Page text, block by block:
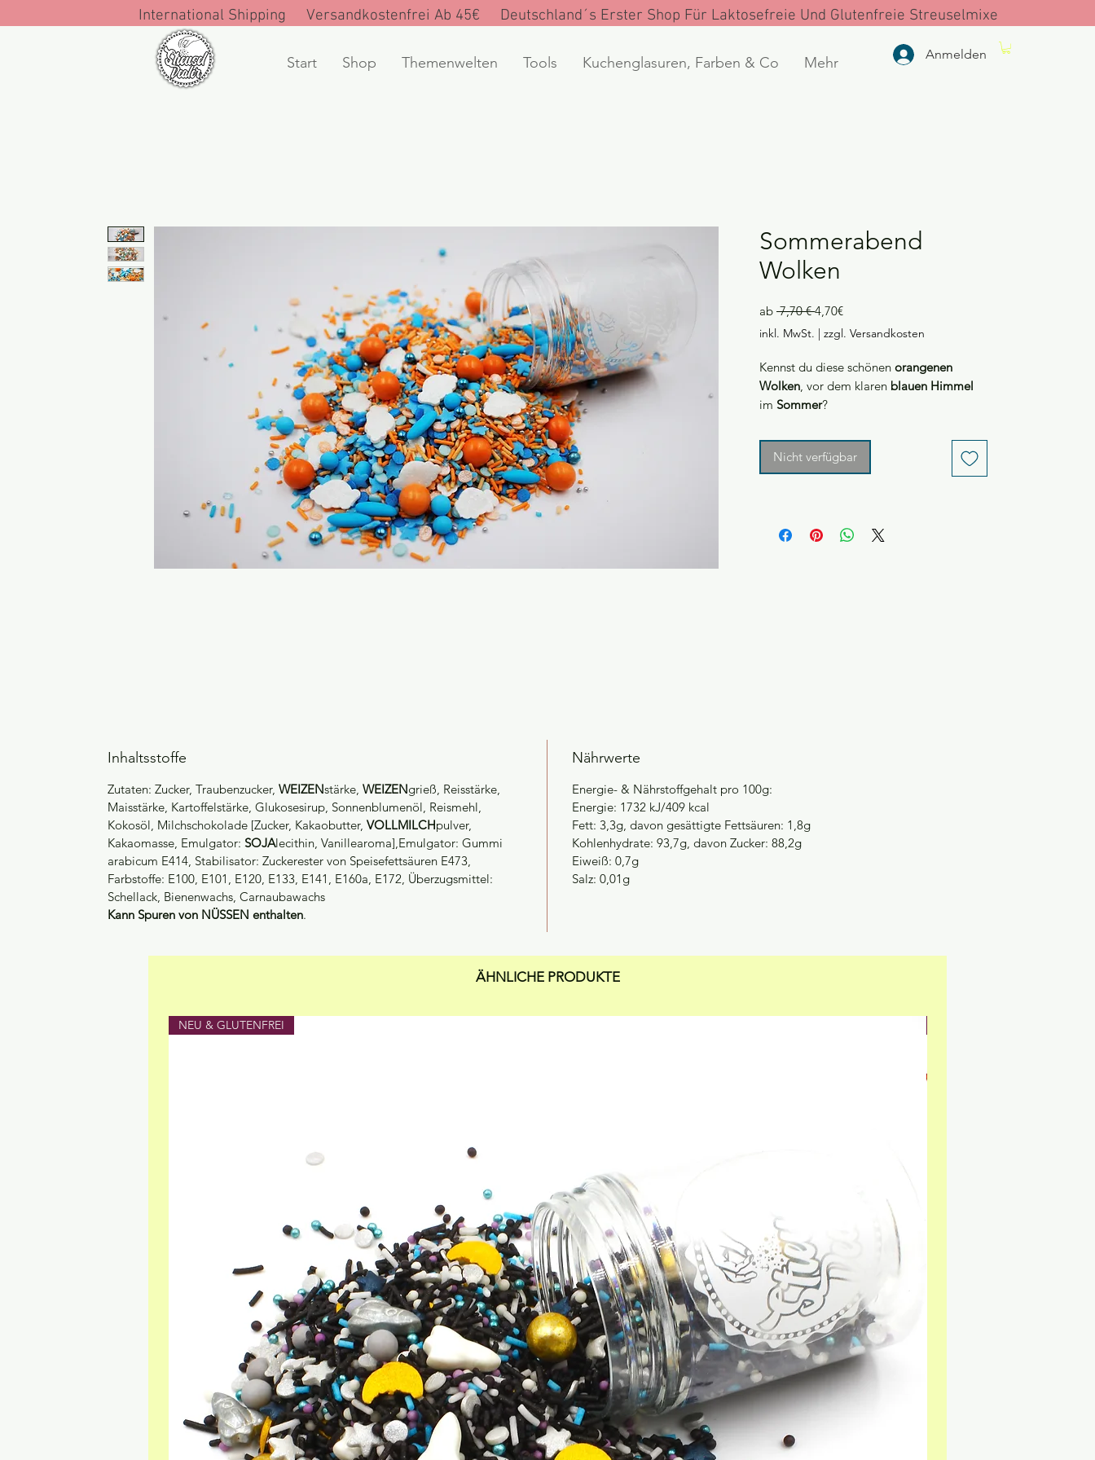
International Shipping Versandkostenfrei Ab 45€ Deutschland´s Erster Shop Für Laktosefreie Und Glutenfreie Streuselmixe
Start Shop Themenwelten Tools Kuchenglasuren, Farben & Co Mehr Anmelden
Sommerabend
Wolken
ab 7,70 € Standardpreis
4,70€Sale-
Preis
inkl. MwSt. | zzgl. Versandkosten
Kennst du diese schönen orangenen
Wolken, vor dem klaren blauen Himmel
im Sommer?
Sommerabend Wolken
verspricht genau
des Gefühl.
Wenn du jetzt die Dose in mit unserem
aus atmest...Und? Riechst du den
Nicht verfügbar
Inhaltsstoffe
Zutaten: Zucker, Traubenzucker, WEIZENstärke, WEIZENgrieß, Reisstärke,
Maisstärke, Kartoffelstärke, Glukosesirup, Sonnenblumenöl, Reismehl,
Kokosöl, Milchschokolade [Zucker, Kakaobutter, VOLLMILCHpulver,
Kakaomasse, Emulgator: SOJAlecithin, Vanillearoma],Emulgator: Gummi
arabicum E414, Stabilisator: Zuckerester von Speisefettsäuren E473,
Farbstoffe: E100, E101, E120, E133, E141, E160a, E172, Überzugsmittel:
Schellack, Bienenwachs, Carnaubawachs
Kann Spuren von NÜSSEN enthalten.
Nährwerte
Energie- & Nährstoffgehalt pro 100g:
Energie: 1732 kJ/409 kcal
Fett: 3,3g, davon gesättigte Fettsäuren: 1,8g
Kohlenhydrate: 93,7g, davon Zucker: 88,2g
Eiweiß: 0,7g
Salz: 0,01g
ÄHNLICHE PRODUKTE
NEU & GLUTENFREI